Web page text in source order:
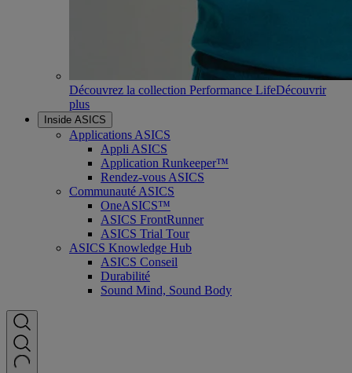
Découvrez la collection Performance LifeDécouvrir
plus
Inside ASICS
Applications ASICS
Appli ASICS
Application Runkeeper™
Rendez-vous ASICS
Communauté ASICS
OneASICS™
ASICS FrontRunner
ASICS Trial Tour
ASICS Knowledge Hub
ASICS Conseil
Durabilité
Sound Mind, Sound Body